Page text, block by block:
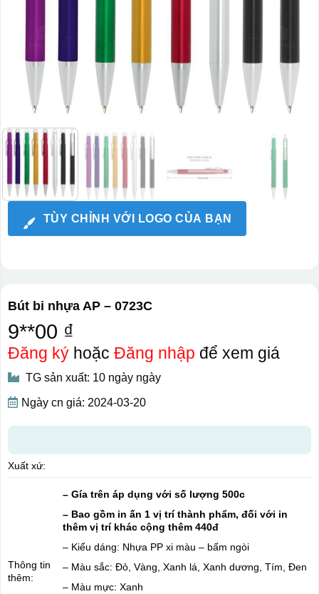
TÙY CHỈNH VỚI LOGO CỦA BẠN
Bút bi nhựa AP – 0723C
9**00 ₫
Đăng kýhoặc Đăng nhập để xem giá
TG sản xuất: 10 ngày ngày
Ngày cn giá: 2024-03-20
Xuất xứ:
Thông tin
thêm:
– Gía trên áp dụng với số lượng 500c
– Bao gồm in ấn 1 vị trí thành phẩm, đối với in
thêm vị trí khác cộng thêm 440đ
– Kiểu dáng: Nhựa PP xi màu – bấm ngòi
– Màu sắc: Đỏ, Vàng, Xanh lá, Xanh dương, Tím, Đen
– Màu mực: Xanh